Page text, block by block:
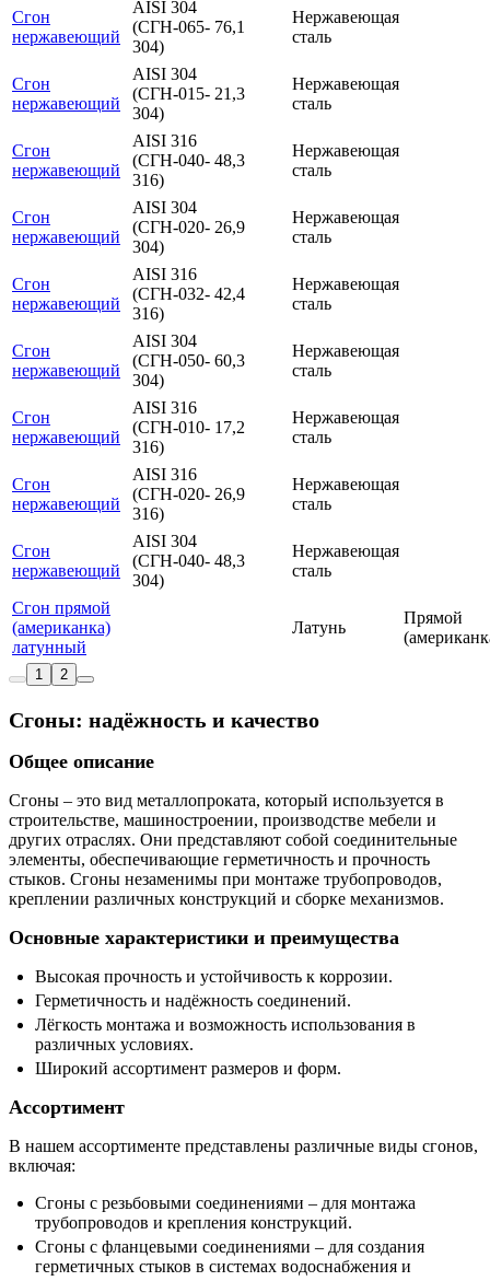
Сгон
нержавеющий
AISI 304
(СГН-065-
304)
76,1
Нержавеющая
сталь
Сгон
нержавеющий
AISI 304
(СГН-015-
304)
21,3
Нержавеющая
сталь
Сгон
нержавеющий
AISI 316
(СГН-040-
316)
48,3
Нержавеющая
сталь
Сгон
нержавеющий
AISI 304
(СГН-020-
304)
26,9
Нержавеющая
сталь
Сгон
нержавеющий
AISI 316
(СГН-032-
316)
42,4
Нержавеющая
сталь
Сгон
нержавеющий
AISI 304
(СГН-050-
304)
60,3
Нержавеющая
сталь
Сгон
нержавеющий
AISI 316
(СГН-010-
316)
17,2
Нержавеющая
сталь
Сгон
нержавеющий
AISI 316
(СГН-020-
316)
26,9
Нержавеющая
сталь
Сгон
нержавеющий
AISI 304
(СГН-040-
304)
48,3
Нержавеющая
сталь
Сгон прямой
(американка)
латунный
Латунь
Прямой
1 2
Сгоны: надёжность и качество
Общее описание
Сгоны – это вид металлопроката, который используется в
строительстве, машиностроении, производстве мебели и
других отраслях. Они представляют собой соединительные
элементы, обеспечивающие герметичность и прочность
стыков. Сгоны незаменимы при монтаже трубопроводов,
креплении различных конструкций и сборке механизмов.
Основные характеристики и преимущества
Высокая прочность и устойчивость к коррозии.
Герметичность и надёжность соединений.
Лёгкость монтажа и возможность использования в
различных условиях.
Широкий ассортимент размеров и форм.
Ассортимент
В нашем ассортименте представлены различные виды сгонов,
включая:
Сгоны с резьбовыми соединениями – для монтажа
трубопроводов и крепления конструкций.
Сгоны с фланцевыми соединениями – для создания
герметичных стыков в системах водоснабжения и